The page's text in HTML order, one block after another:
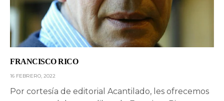
FRANCISCO RICO
16 FEBRERO, 2022
Por cortesía de editorial Acantilado, les ofrecemos